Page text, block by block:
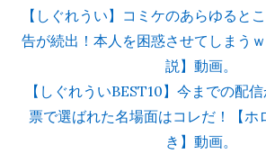
【しぐれうい】コミケのあらゆると
告が続出！本人を困惑させてしまう
説】動画。
【しぐれういBEST10】今までの配
票で選ばれた名場面はコレだ！【ホ
き】動画。